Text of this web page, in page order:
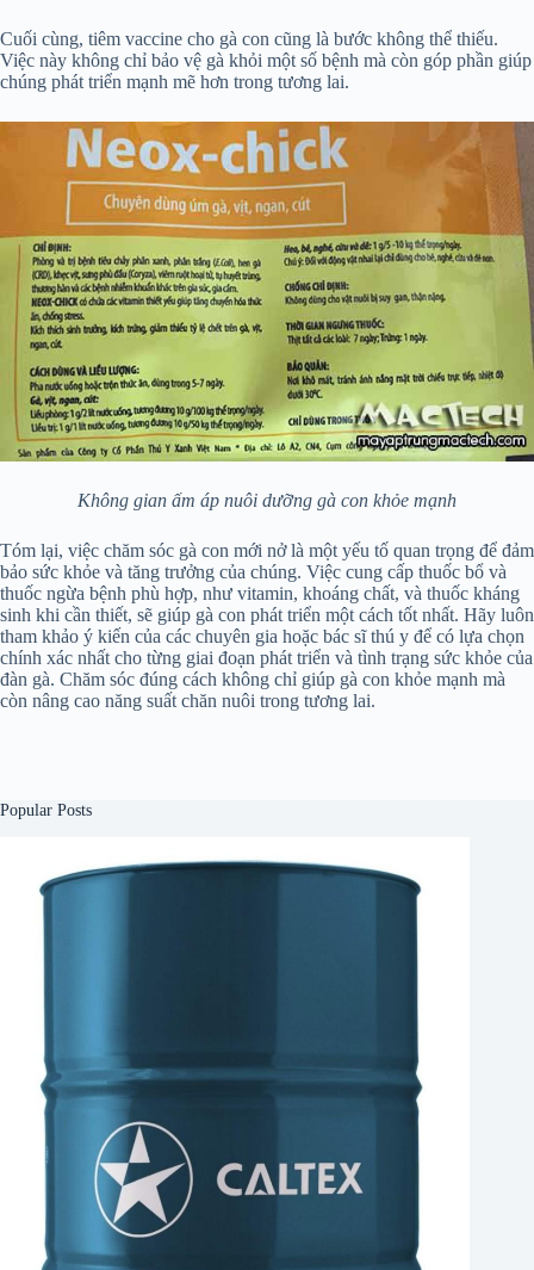
Cuối cùng, tiêm vaccine cho gà con cũng là bước không thể thiếu.
Việc này không chỉ bảo vệ gà khỏi một số bệnh mà còn góp phần giúp
chúng phát triển mạnh mẽ hơn trong tương lai.
Không gian ấm áp nuôi dưỡng gà con khỏe mạnh
Tóm lại, việc chăm sóc gà con mới nở là một yếu tố quan trọng để đảm
bảo sức khỏe và tăng trưởng của chúng. Việc cung cấp thuốc bổ và
thuốc ngừa bệnh phù hợp, như vitamin, khoáng chất, và thuốc kháng
sinh khi cần thiết, sẽ giúp gà con phát triển một cách tốt nhất. Hãy luôn
tham khảo ý kiến của các chuyên gia hoặc bác sĩ thú y để có lựa chọn
chính xác nhất cho từng giai đoạn phát triển và tình trạng sức khỏe của
đàn gà. Chăm sóc đúng cách không chỉ giúp gà con khỏe mạnh mà
còn nâng cao năng suất chăn nuôi trong tương lai.
Popular Posts